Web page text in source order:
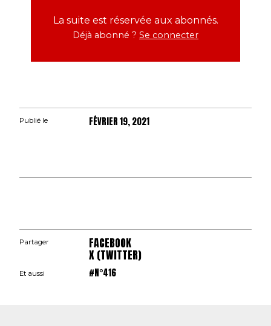
La suite est réservée aux abonnés.
Déjà abonné ? Se connecter
Publié le FÉVRIER 19, 2021
Partager FACEBOOK
X (TWITTER)
Et aussi #N°416